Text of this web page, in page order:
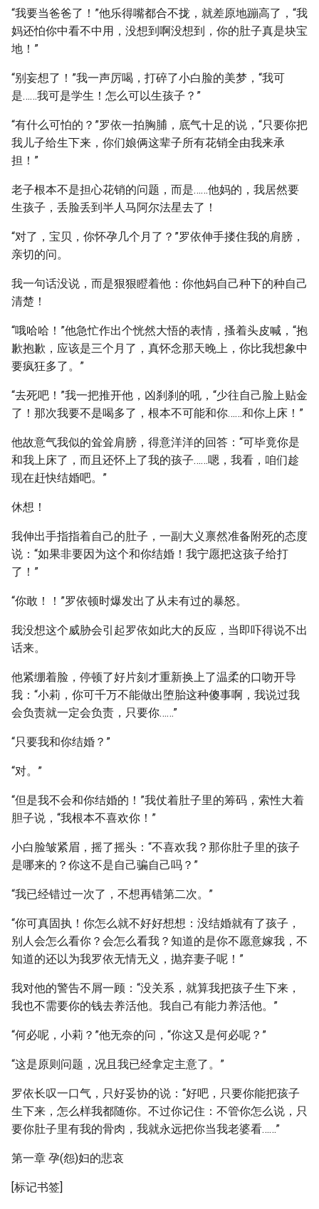
“我要当爸爸了！”他乐得嘴都合不拢，就差原地蹦高了，“我
妈还怕你中看不中用，没想到啊没想到，你的肚子真是块宝
地！”
“别妄想了！”我一声厉喝，打碎了小白脸的美梦，“我可
是……我可是学生！怎么可以生孩子？”
“有什么可怕的？”罗依一拍胸脯，底气十足的说，“只要你把
我儿子给生下来，你们娘俩这辈子所有花销全由我来承
担！”
老子根本不是担心花销的问题，而是……他妈的，我居然要
生孩子，丢脸丢到半人马阿尔法星去了！
“对了，宝贝，你怀孕几个月了？”罗依伸手搂住我的肩膀，
亲切的问。
我一句话没说，而是狠狠瞪着他：你他妈自己种下的种自己
清楚！
“哦哈哈！”他急忙作出个恍然大悟的表情，搔着头皮喊，“抱
歉抱歉，应该是三个月了，真怀念那天晚上，你比我想象中
要疯狂多了。”
“去死吧！”我一把推开他，凶刹刹的吼，“少往自己脸上贴金
了！那次我要不是喝多了，根本不可能和你……和你上床！”
他故意气我似的耸耸肩膀，得意洋洋的回答：“可毕竟你是
和我上床了，而且还怀上了我的孩子……嗯，我看，咱们趁
现在赶快结婚吧。”
休想！
我伸出手指指着自己的肚子，一副大义禀然准备附死的态度
说：“如果非要因为这个和你结婚！我宁愿把这孩子给打
了！”
“你敢！！”罗依顿时爆发出了从未有过的暴怒。
我没想这个威胁会引起罗依如此大的反应，当即吓得说不出
话来。
他紧绷着脸，停顿了好片刻才重新换上了温柔的口吻开导
我：“小莉，你可千万不能做出堕胎这种傻事啊，我说过我
会负责就一定会负责，只要你……”
“只要我和你结婚？”
“对。”
“但是我不会和你结婚的！”我仗着肚子里的筹码，索性大着
胆子说，“我根本不喜欢你！”
小白脸皱紧眉，摇了摇头：“不喜欢我？那你肚子里的孩子
是哪来的？你这不是自己骗自己吗？”
“我已经错过一次了，不想再错第二次。”
“你可真固执！你怎么就不好好想想：没结婚就有了孩子，
别人会怎么看你？会怎么看我？知道的是你不愿意嫁我，不
知道的还以为我罗依无情无义，抛弃妻子呢！”
我对他的警告不屑一顾：“没关系，就算我把孩子生下来，
我也不需要你的钱去养活他。我自己有能力养活他。”
“何必呢，小莉？”他无奈的问，“你这又是何必呢？”
“这是原则问题，况且我已经拿定主意了。”
罗依长叹一口气，只好妥协的说：“好吧，只要你能把孩子
生下来，怎么样我都随你。不过你记住：不管你怎么说，只
要你肚子里有我的骨肉，我就永远把你当我老婆看……”
第一章 孕(怨)妇的悲哀
[标记书签]